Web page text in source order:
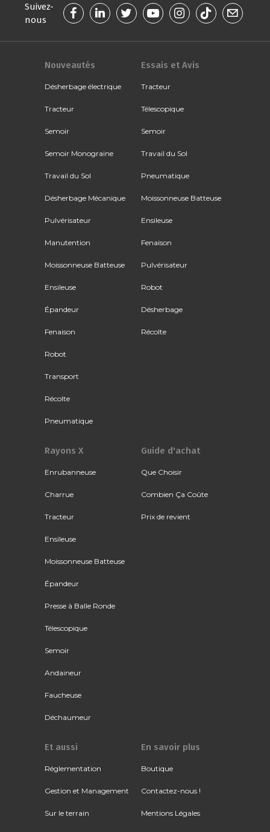
Suivez-
nous
Nouveautés
Désherbage électrique
Tracteur
Semoir
Semoir Monograine
Travail du Sol
Désherbage Mécanique
Pulvérisateur
Manutention
Moissonneuse Batteuse
Ensileuse
Épandeur
Fenaison
Robot
Transport
Récolte
Pneumatique
Essais et Avis
Tracteur
Télescopique
Semoir
Travail du Sol
Pneumatique
Moissonneuse Batteuse
Ensileuse
Fenaison
Pulvérisateur
Robot
Désherbage
Récolte
Rayons X
Enrubanneuse
Charrue
Tracteur
Ensileuse
Moissonneuse Batteuse
Épandeur
Presse à Balle Ronde
Télescopique
Semoir
Andaineur
Faucheuse
Déchaumeur
Guide d'achat
Que Choisir
Combien Ça Coûte
Prix de revient
Et aussi
Réglementation
Gestion et Management
Sur le terrain
En savoir plus
Boutique
Contactez-nous !
Mentions Légales